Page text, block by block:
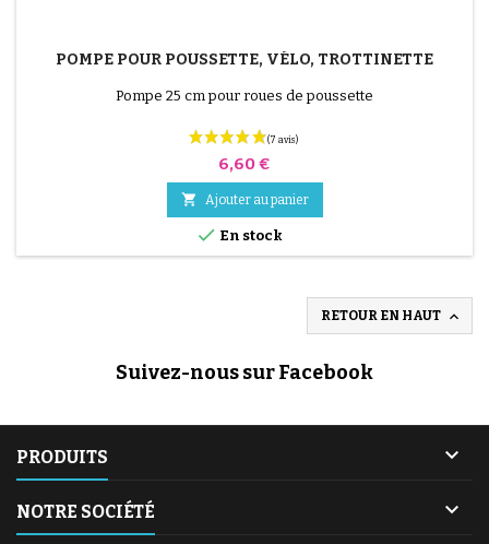
POMPE POUR POUSSETTE, VÉLO, TROTTINETTE
Pompe 25 cm pour roues de poussette
Prix
6,60 €
 Ajouter au panier
 En stock
RETOUR EN HAUT 
Suivez-nous sur Facebook
PRODUITS 
NOTRE SOCIÉTÉ 